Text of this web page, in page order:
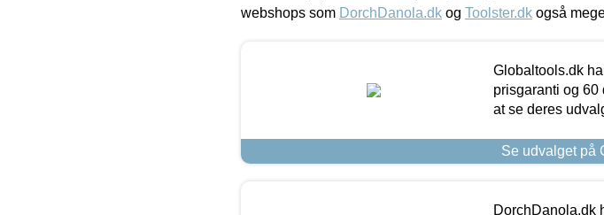
webshops som DorchDanola.dk og Toolster.dk også
Globaltools.dk
prisgaranti og 60
at se deres
Se udvalget på
DorchDanola.dk